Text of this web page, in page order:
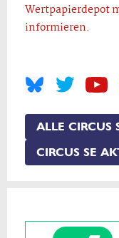
Wertpapierdepot
informieren.
ALLE CIRCUS
CIRCUS SE